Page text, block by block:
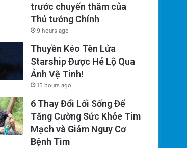
trước chuyến thăm của
Thủ tướng Chính
9 hours ago
Thuyền Kéo Tên Lửa
Starship Được Hé Lộ Qua
Ảnh Vệ Tinh!
15 hours ago
6 Thay Đổi Lối Sống Để
Tăng Cường Sức Khỏe Tim
Mạch và Giảm Nguy Cơ
Bệnh Tim